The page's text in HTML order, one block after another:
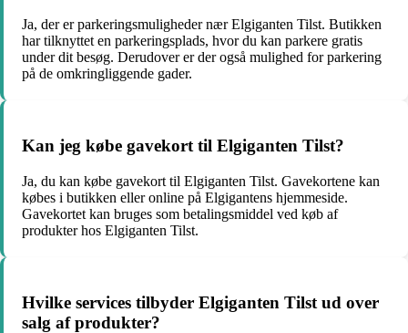
Ja, der er parkeringsmuligheder nær Elgiganten Tilst. Butikken
har tilknyttet en parkeringsplads, hvor du kan parkere gratis
under dit besøg. Derudover er der også mulighed for parkering
på de omkringliggende gader.
Kan jeg købe gavekort til Elgiganten Tilst?
Ja, du kan købe gavekort til Elgiganten Tilst. Gavekortene kan
købes i butikken eller online på Elgigantens hjemmeside.
Gavekortet kan bruges som betalingsmiddel ved køb af
produkter hos Elgiganten Tilst.
Hvilke services tilbyder Elgiganten Tilst ud over
salg af produkter?